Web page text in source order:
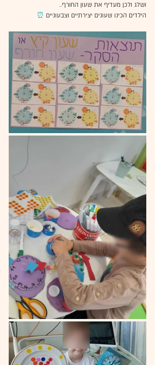
ושלג ולכן מעדיף את שעון החורף..
הילדים הכינו שעונים יצירתיים וצבעוניים ⏰